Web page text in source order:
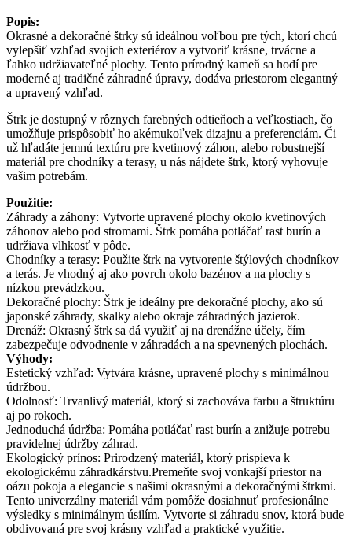
Popis:
Okrasné a dekoračné štrky sú ideálnou voľbou pre tých, ktorí chcú
vylepšiť vzhľad svojich exteriérov a vytvoriť krásne, trvácne a
ľahko udržiavateľné plochy. Tento prírodný kameň sa hodí pre
moderné aj tradičné záhradné úpravy, dodáva priestorom elegantný
a upravený vzhľad.
Štrk je dostupný v rôznych farebných odtieňoch a veľkostiach, čo
umožňuje prispôsobiť ho akémukoľvek dizajnu a preferenciám. Či
už hľadáte jemnú textúru pre kvetinový záhon, alebo robustnejší
materiál pre chodníky a terasy, u nás nájdete štrk, ktorý vyhovuje
vašim potrebám.
Použitie:
Záhrady a záhony: Vytvorte upravené plochy okolo kvetinových
záhonov alebo pod stromami. Štrk pomáha potláčať rast burín a
udržiava vlhkosť v pôde.
Chodníky a terasy: Použite štrk na vytvorenie štýlových chodníkov
a terás. Je vhodný aj ako povrch okolo bazénov a na plochy s
nízkou prevádzkou.
Dekoračné plochy: Štrk je ideálny pre dekoračné plochy, ako sú
japonské záhrady, skalky alebo okraje záhradných jazierok.
Drenáž: Okrasný štrk sa dá využiť aj na drenážne účely, čím
zabezpečuje odvodnenie v záhradách a na spevnených plochách.
Výhody:
Estetický vzhľad: Vytvára krásne, upravené plochy s minimálnou
údržbou.
Odolnosť: Trvanlivý materiál, ktorý si zachováva farbu a štruktúru
aj po rokoch.
Jednoduchá údržba: Pomáha potláčať rast burín a znižuje potrebu
pravidelnej údržby záhrad.
Ekologický prínos: Prirodzený materiál, ktorý prispieva k
ekologickému záhradkárstvu.Premeňte svoj vonkajší priestor na
oázu pokoja a elegancie s našimi okrasnými a dekoračnými štrkmi.
Tento univerzálny materiál vám pomôže dosiahnuť profesionálne
výsledky s minimálnym úsilím. Vytvorte si záhradu snov, ktorá bude
obdivovaná pre svoj krásny vzhľad a praktické využitie.